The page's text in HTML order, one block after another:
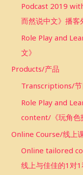
Podcast 2019
而然说中文》播客
Role Play and
文》
Products/产品
Transcriptions/节
Role Play and
content/《玩角色
Online Course/线上
Online tailored
线上与佳佳的1对